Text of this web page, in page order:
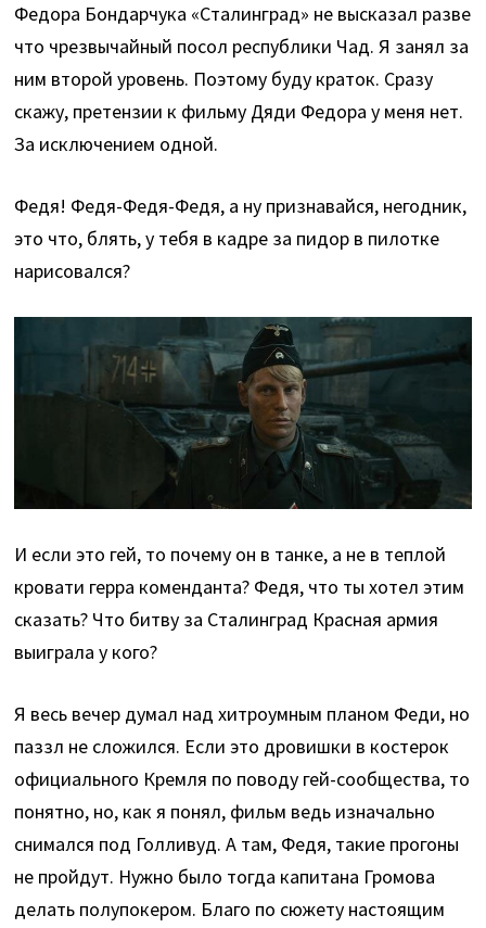
Федора Бондарчука «Сталинград» не высказал разве
что чрезвычайный посол республики Чад. Я занял за
ним второй уровень. Поэтому буду краток. Сразу
скажу, претензии к фильму Дяди Федора у меня нет.
За исключением одной.
Федя! Федя-Федя-Федя, а ну признавайся, негодник,
это что, блять, у тебя в кадре за пидор в пилотке
нарисовался?
И если это гей, то почему он в танке, а не в теплой
кровати герра коменданта? Федя, что ты хотел этим
сказать? Что битву за Сталинград Красная армия
выиграла у кого?
Я весь вечер думал над хитроумным планом Феди, но
паззл не сложился. Если это дровишки в костерок
официального Кремля по поводу гей-сообщества, то
понятно, но, как я понял, фильм ведь изначально
снимался под Голливуд. А там, Федя, такие прогоны
не пройдут. Нужно было тогда капитана Громова
делать полупокером. Благо по сюжету настоящим